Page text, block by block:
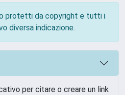
protetti da copyright e tutti i
diversa indicazione.
per citare o creare un link